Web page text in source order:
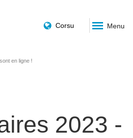
Corsu Menu
en ligne !
2023 -